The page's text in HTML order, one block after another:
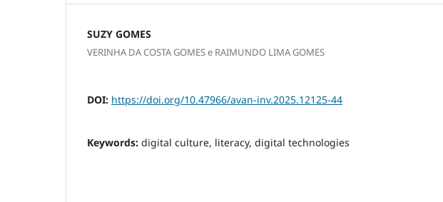
SUZY GOMES
VERINHA DA COSTA GOMES e RAIMUNDO LIMA GOMES
DOI: https://doi.org/10.47966/avan-inv.2025.12125-44
Keywords: digital culture, literacy, digital technologies